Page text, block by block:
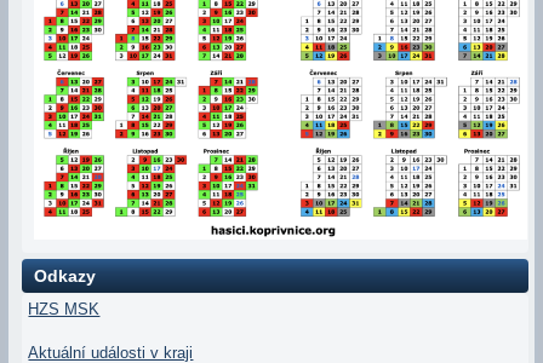
Odkazy
HZS MSK
Aktuální události v kraji